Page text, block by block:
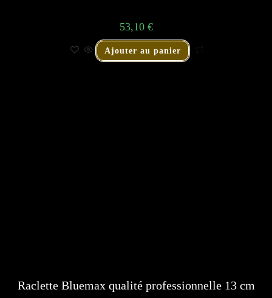
53,10 €
Ajouter au panier
Raclette Bluemax qualité professionnelle 13 cm